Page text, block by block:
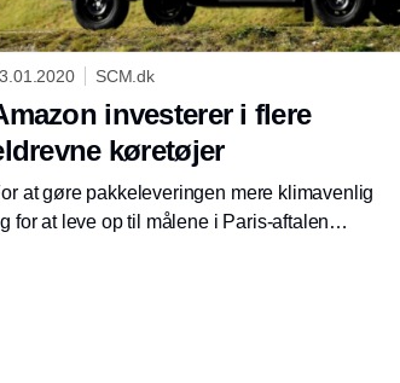
SCM.dk
investerer i flere
køretøjer
at gøre pakkeleveringen mere klimavenlig
for at leve op til målene i Paris-aftalen